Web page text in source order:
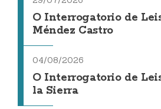
O Interrogatorio de
Méndez Castro
04/08/2026
O Interrogatorio de Leis
la Sierra